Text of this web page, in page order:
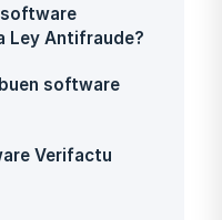
software
Ley Antifraude?
software
Verifactu